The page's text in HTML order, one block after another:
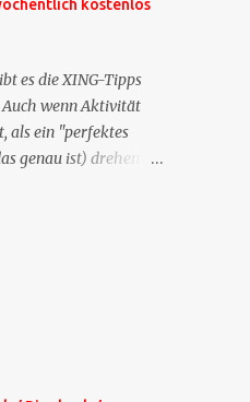
kostenlos
es die XING-Tipps
wenn Aktivität
als ein "perfektes
genau ist) drehen
zu XING als eigene
dieser Art sehen Sie